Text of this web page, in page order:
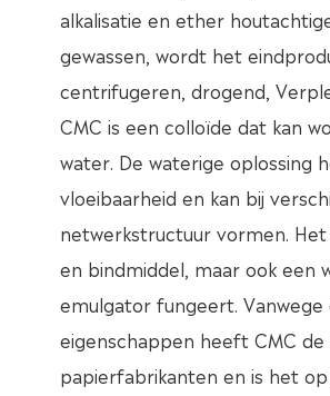
alkalisatie en ether
gewassen, wordt het
centrifugeren, drogend,
CMC is een colloïde dat kan
water. De waterige oplossing
vloeibaarheid en kan bij
netwerkstructuur vormen.
en bindmiddel, maar ook een
emulgator fungeert.
eigenschappen heeft CMC
papierfabrikanten en is het